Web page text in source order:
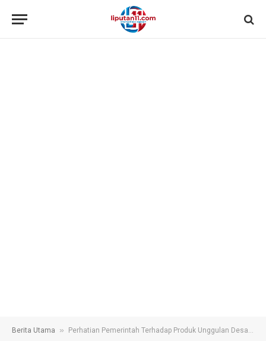
Berita Utama » Perhatian Pemerintah Terhadap Produk Unggulan Desa Betak Masih Kurang